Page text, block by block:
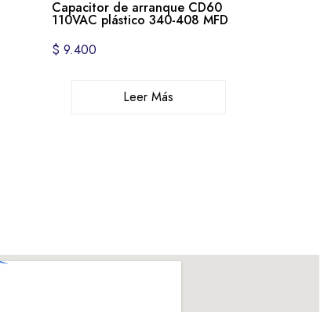
Capacitor de arranque CD60
110VAC plástico 340-408 MFD
$ 9.400
Leer Más